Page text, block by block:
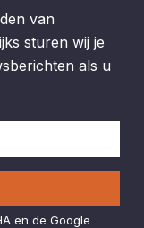
van
sturen wij je
als u
en de Google